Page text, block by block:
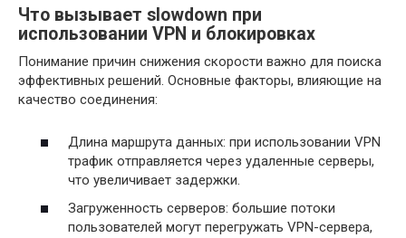
Что вызывает slowdown при
использовании VPN и блокировках
Понимание причин снижения скорости важно для поиска
эффективных решений. Основные факторы, влияющие на
качество соединения:
Длина маршрута данных: при использовании VPN
трафик отправляется через удаленные серверы,
что увеличивает задержки.
Загруженность серверов: большие потоки
пользователей могут перегружать VPN-сервера,